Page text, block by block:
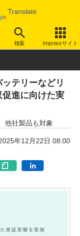
Translate
検索 Impressサイト
テリーなどリ
進に向けた実
他社製品も対象
年12月22日 08:00